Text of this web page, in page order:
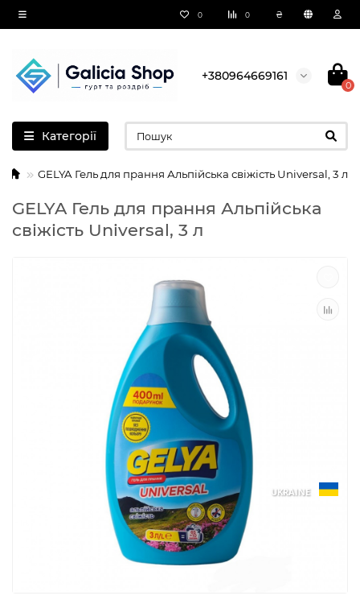
0 0 ₴
+380964669161
0
Категорії
GELYA Гель для прання Альпійська свіжість Universal, 3 л
GELYA Гель для прання Альпійська
свіжість Universal, 3 л
UKRAINE